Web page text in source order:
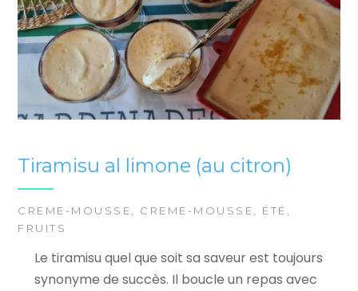
Tiramisu al limone (au citron)
CREME-MOUSSE, CREME-MOUSSE, ÉTÉ ,
FRUITS
Le tiramisu quel que soit sa saveur est toujours
synonyme de succès. Il boucle un repas avec